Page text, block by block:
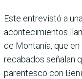
Este entrevistó a
acontecimientos
de Montanía, que
recabados señalan
parentesco con